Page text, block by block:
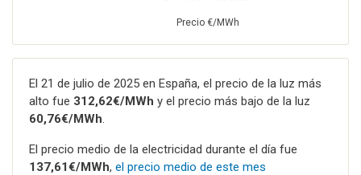
Precio €/MWh
El 21 de julio de 2025 en España, el precio de la luz más
alto fue 312,62€/MWh y el precio más bajo de la luz
60,76€/MWh
El precio medio de la electricidad durante el día fue
137,61€/MWh, el precio medio de este mes